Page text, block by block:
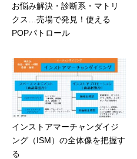
お悩み解決・診断系・マトリ
クス…売場で発見！使える
POPパトロール
インストアマーチャンダイジ
ング（ISM）の全体像を把握す
る